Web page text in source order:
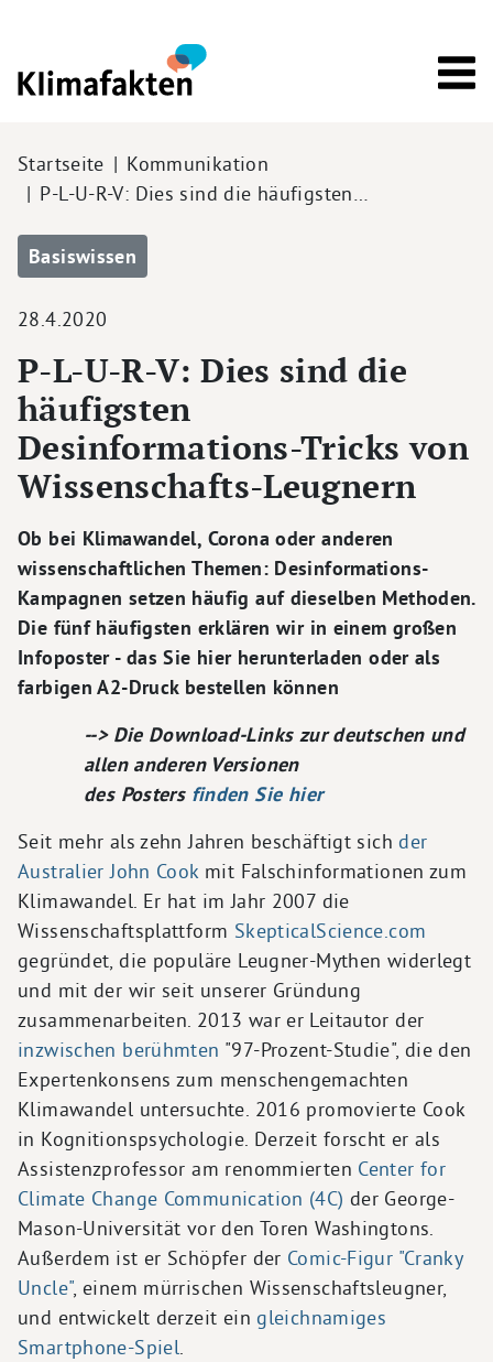
Pfadnavigation
Startseite
Kommunikation
P-L-U-R-V: Dies sind die häufigsten…
Basiswissen
28.4.2020
P-L-U-R-V: Dies sind die
häufigsten
Desinformations-Tricks von
Wissenschafts-Leugnern
Ob bei Klimawandel, Corona oder anderen
wissenschaftlichen Themen: Desinformations-
Kampagnen setzen häufig auf dieselben Methoden.
Die fünf häufigsten erklären wir in einem großen
Infoposter - das Sie hier herunterladen oder als
farbigen A2-Druck bestellen können
--> Die Download-Links zur deutschen und
allen anderen Versionen
des Posters finden Sie hier
Seit mehr als zehn Jahren beschäftigt sich der
Australier John Cookmit Falschinformationen zum
Klimawandel. Er hat im Jahr 2007 die
Wissenschaftsplattform SkepticalScience.com
gegründet, die populäre Leugner-Mythen widerlegt
und mit der wir seit unserer Gründung
zusammenarbeiten. 2013 war er Leitautor der
inzwischen berühmten "97-Prozent-Studie", die den
Expertenkonsens zum menschengemachten
Klimawandel untersuchte. 2016 promovierte Cook
in Kognitionspsychologie. Derzeit forscht er als
Assistenzprofessor am renommierten Center for
Climate Change Communication (4C) der George-
Mason-Universität vor den Toren Washingtons.
Außerdem ist er Schöpfer der Comic-Figur "Cranky
Uncle", einem mürrischen Wissenschaftsleugner,
und entwickelt derzeit ein gleichnamiges
Smartphone-Spiel.